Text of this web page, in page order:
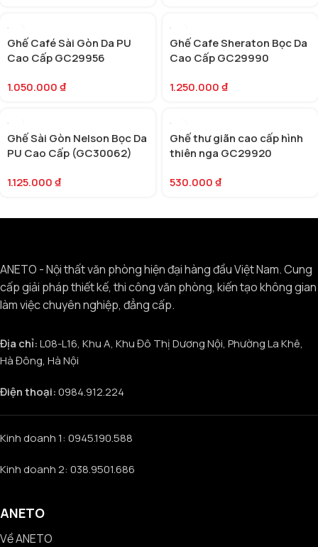
Ghế Café Sài Gòn Da PU
Cao Cấp GC29956
1.050.000₫
Ghế Cafe Sheraton Bọc Da
Cao Cấp GC29990
1.250.000₫
Ghế Sài Gòn Nelson Bọc Da
PU Cao Cấp (GC30062)
1.125.000₫
Ghế thư giãn cao cấp hình
thiên nga GC29920
530.000₫
ANETO - Nội thất văn phòng hiện đại hàng đầu Việt Nam. Cung
cấp giải pháp thiết kế, thi công văn phòng, kiến tạo không gian
làm việc chuyên nghiệp, đẳng cấp.
Địa chỉ:L08-L16, Khu A, Khu Đô Thị Dương Nội, Phường La Khê,
Hà Đông, Hà Nội
Điện thoại:0984.912.224
Kinh doanh 1: 0945.190.588
Kinh doanh 2: 038.9501.686
ANETO
Về ANETO